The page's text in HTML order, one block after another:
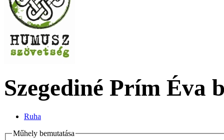
Szegediné Prím Éva
Ruha
Műhely bemutatása